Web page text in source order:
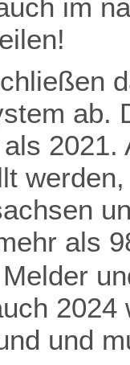
im
ab.
2021.
als
2024
und